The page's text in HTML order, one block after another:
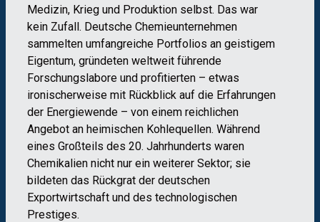
Medizin, Krieg und Produktion selbst. Das war
kein Zufall. Deutsche Chemieunternehmen
sammelten umfangreiche Portfolios an geistigem
Eigentum, gründeten weltweit führende
Forschungslabore und profitierten – etwas
ironischerweise mit Rückblick auf die Erfahrungen
der Energiewende – von einem reichlichen
Angebot an heimischen Kohlequellen. Während
eines Großteils des 20. Jahrhunderts waren
Chemikalien nicht nur ein weiterer Sektor; sie
bildeten das Rückgrat der deutschen
Exportwirtschaft und des technologischen
Prestiges.